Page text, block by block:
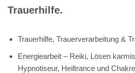
Trauerhilfe.
Trauerhilfe, Trauerverarbeitung &
Energiearbeit – Reiki, Lösen
Hypnotiseur, Heiltrance und